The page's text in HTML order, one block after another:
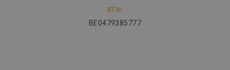
BTW:
BE0479385777